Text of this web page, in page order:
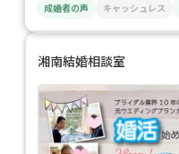
成婚者の声 キャッシュレス
湘南結婚相談室